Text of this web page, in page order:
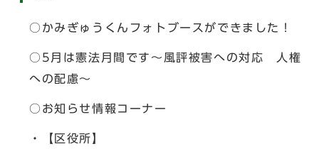
○かみぎゅうくんフォトブースができました！
○5月は憲法月間です～風評被害への対応 人権
への配慮～
○お知らせ情報コーナー
・【区役所】